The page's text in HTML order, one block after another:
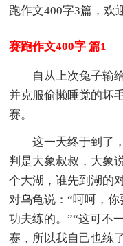
跑作文400字3篇，欢
赛跑作文400字 篇1
自从上次兔子输
并克服偷懒睡觉的坏
赛。
这一天终于到了
判是大象叔叔，大象
个大湖，谁先到湖的
对乌龟说：“呵呵，
功夫练的。”“这可不
赛，所以我自己也练